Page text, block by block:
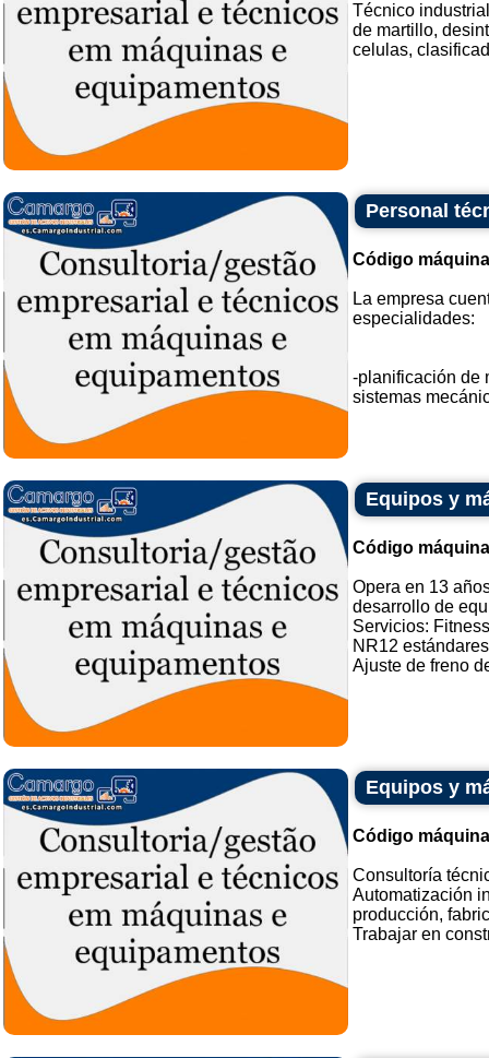
Técnico
de martillo,
celulas,
Personal
Código
La empresa
especialidades:
-planificación de
sistemas
Equipos y
Código
Opera en 13
desarrollo de
Servicios: Fitness
NR12
Ajuste de freno
Equipos y
Código
Consultoría
Automatización
producción,
Trabajar en